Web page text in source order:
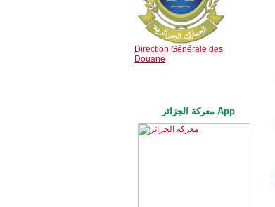
Direction Générale des
Douane
معركة الجزائر App